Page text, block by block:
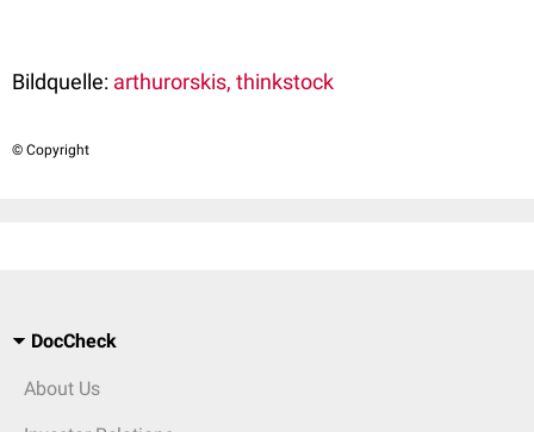
Bildquelle: arthurorskis, thinkstock
© Copyright
DocCheck
About Us